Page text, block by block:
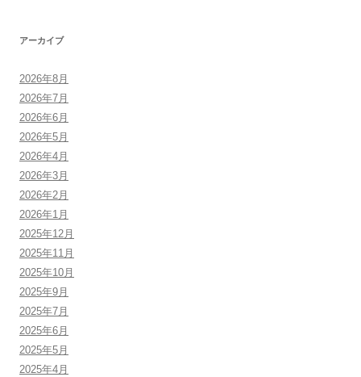
アーカイブ
2026年8月
2026年7月
2026年6月
2026年5月
2026年4月
2026年3月
2026年2月
2026年1月
2025年12月
2025年11月
2025年10月
2025年9月
2025年7月
2025年6月
2025年5月
2025年4月